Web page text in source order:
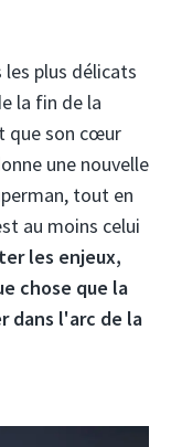
les plus délicats
la fin de la
que son cœur
une nouvelle
tout en
au moins celui
les enjeux,
chose que la
dans l'arc de la